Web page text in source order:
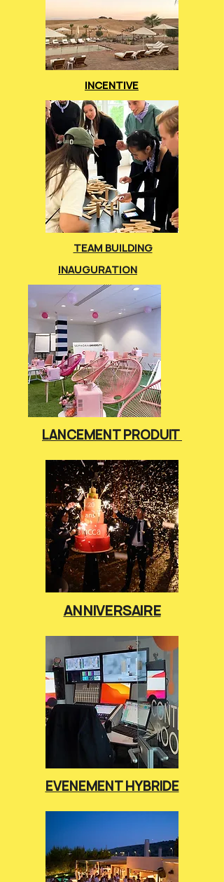
INCENTIVE
TEAM BUILDING
INAUGURATION
LANCEMENT PRODUIT
ANNIVERSAIRE
EVENEMENT HYBRIDE